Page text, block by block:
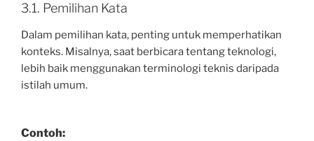
3.1. Pemilihan Kata
Dalam pemilihan kata, penting untuk memperhatikan
konteks. Misalnya, saat berbicara tentang teknologi,
lebih baik menggunakan terminologi teknis daripada
istilah umum.
Contoh: